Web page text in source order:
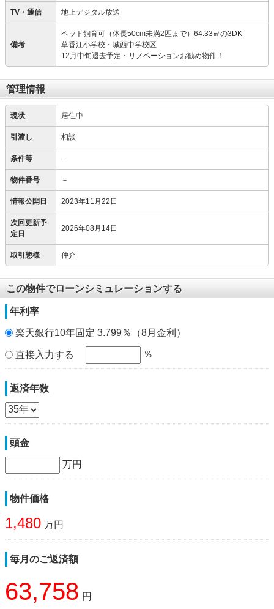
TV・通信 地上デジタル放送
備考
ペット飼育可（体長50cm未満2匹まで）64.33㎡の3DK
草香江小学校・城西中学校区
12月中旬退去予定・リノベーションお勧め物件！
管理情報
現状 居住中
引渡し 相談
条件等 －
物件番号 －
情報公開日 2023年11月22日
次回更新予
定日
2026年08月14日
取引態様 仲介
この物件でローンシミュレーションする
年利率
楽天銀行10年固定 3.799％（8月金利）
直接入力する ％
返済年数
頭金
万円
物件価格
1,480 万円
毎月のご返済額
63,758 円